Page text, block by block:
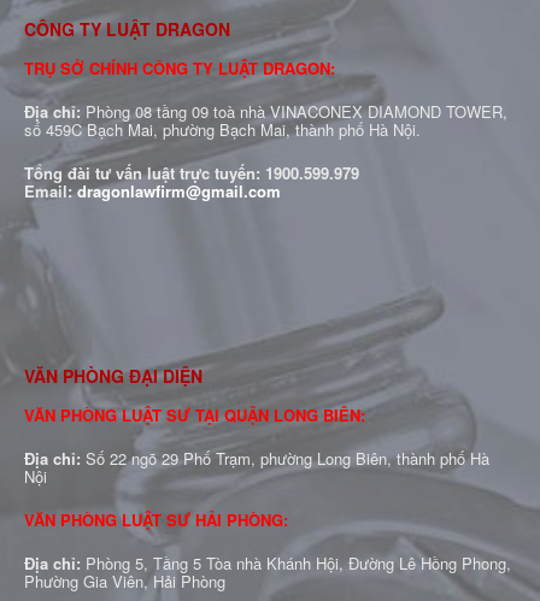
CÔNG TY LUẬT DRAGON
TRỤ SỞ CHÍNH CÔNG TY LUẬT DRAGON:
Địa chỉ: Phòng 08 tầng 09 toà nhà VINACONEX DIAMOND TOWER,
số 459C Bạch Mai, phường Bạch Mai, thành phố Hà Nội.
Tổng đài tư vấn luật trực tuyến: 1900.599.979
Email:dragonlawfirm@gmail.com
VĂN PHÒNG ĐẠI DIỆN
VĂN PHÒNG LUẬT SƯ TẠI QUẬN LONG BIÊN:
Địa chỉ: Số 22 ngõ 29 Phố Trạm, phường Long Biên, thành phố Hà
Nội
VĂN PHÒNG LUẬT SƯ HẢI PHÒNG:
Địa chỉ: Phòng 5, Tầng 5 Tòa nhà Khánh Hội, Đường Lê Hồng Phong,
Phường Gia Viên, Hải Phòng